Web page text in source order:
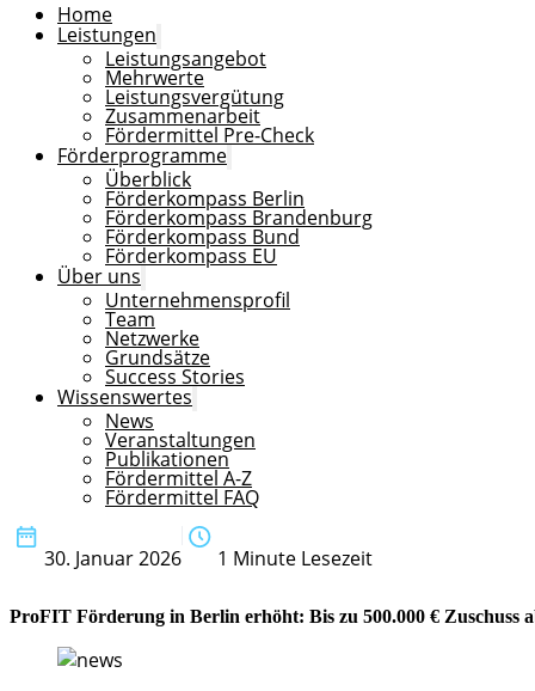
Home
Leistungen
Leistungsangebot
Mehrwerte
Leistungsvergütung
Zusammenarbeit
Fördermittel Pre-Check
Förderprogramme
Überblick
Förderkompass Berlin
Förderkompass Brandenburg
Förderkompass Bund
Förderkompass EU
Über uns
Unternehmensprofil
Team
Netzwerke
Grundsätze
Success Stories
Wissenswertes
News
Veranstaltungen
Publikationen
Fördermittel A-Z
Fördermittel FAQ
30. Januar 2026 1 Minute Lesezeit
ProFIT Förderung in Berlin erhöht: Bis zu 500.000 € Zuschuss